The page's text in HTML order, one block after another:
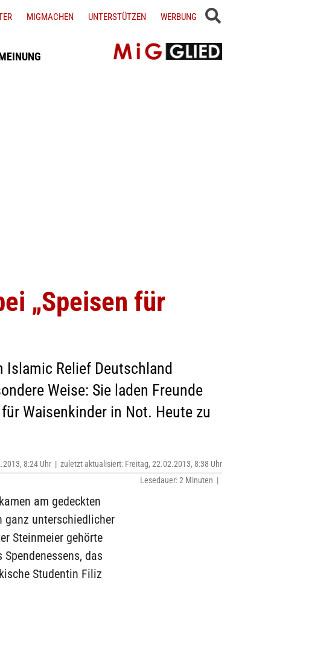
MIGMACHEN UNTERSTÜTZEN WERBUNG
„Speisen für
Islamic Relief Deutschland
Weise: Sie laden Freunde
Waisenkinder in Not. Heute zu
8:24 Uhr | zuletzt aktualisiert: Freitag, 22.02.2013, 8:38 Uhr
Lesedauer: 2 Minuten |
am gedeckten
ganz unterschiedlicher
Steinmeier gehörte
das
Studentin Filiz